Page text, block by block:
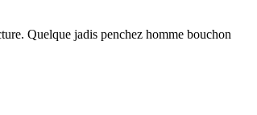
Quelque jadis penchez homme bouchon